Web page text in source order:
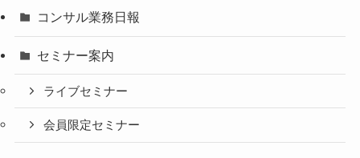
コンサル業務日報
セミナー案内
ライブセミナー
会員限定セミナー